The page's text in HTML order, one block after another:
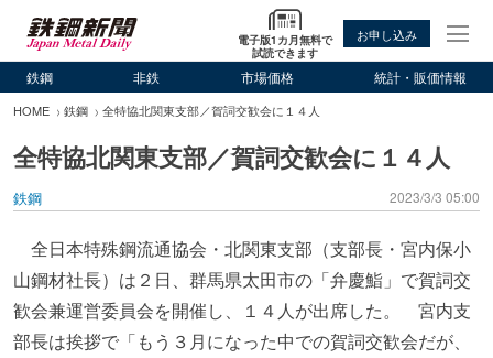
電子版1カ月無料で
試読できます
お申し込み
鉄鋼 非鉄 市場価格 統計・販価情報
HOME 鉄鋼 全特協北関東支部／賀詞交歓会に１４人
全特協北関東支部／賀詞交歓会に１４人
鉄鋼 2023/3/3 05:00
全日本特殊鋼流通協会・北関東支部（支部長・宮内保小
山鋼材社長）は２日、群馬県太田市の「弁慶鮨」で賀詞交
歓会兼運営委員会を開催し、１４人が出席した。 宮内支
部長は挨拶で「もう３月になった中での賀詞交歓会だが、